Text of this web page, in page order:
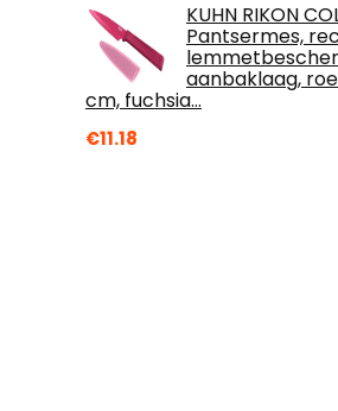
KUHN RIKON
Pantsermes,
aanbaklaag,
cm, fuchsia…
€11.18